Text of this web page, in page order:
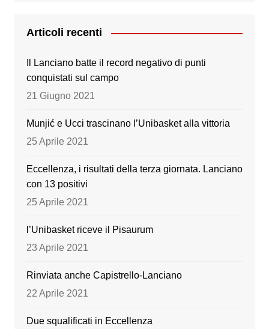
e
b
o
o
er gr
a
m
T
Articoli recenti
Il Lanciano batte il record negativo di punti
conquistati sul campo
21 Giugno 2021
Munjić e Ucci trascinano l’Unibasket alla vittoria
25 Aprile 2021
Eccellenza, i risultati della terza giornata. Lanciano
con 13 positivi
25 Aprile 2021
l’Unibasket riceve il Pisaurum
23 Aprile 2021
Rinviata anche Capistrello-Lanciano
22 Aprile 2021
Due squalificati in Eccellenza